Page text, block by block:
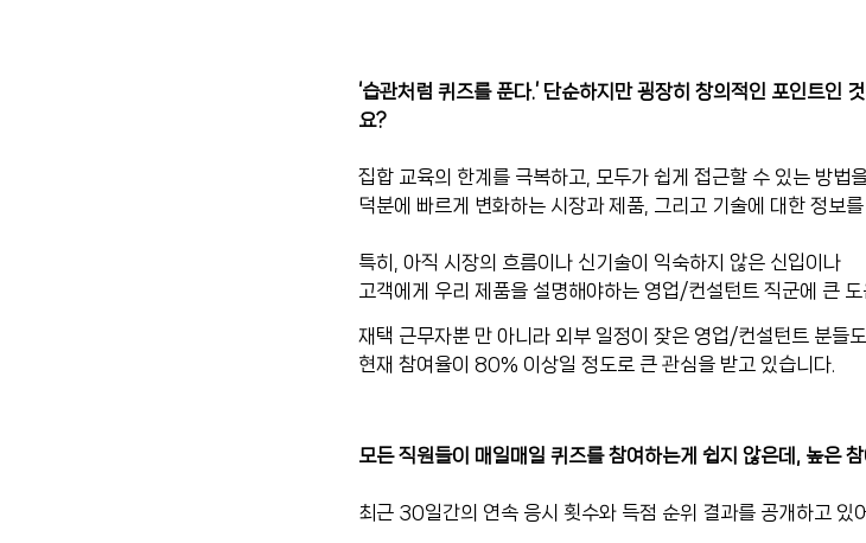
‘습관처럼 퀴즈를 푼다.’ 단순하지만 굉장히 창의적인 포인트인
요?
집합 교육의 한계를 극복하고, 모두가 쉽게 접근할 수 있는 방법
덕분에 빠르게 변화하는 시장과 제품, 그리고 기술에 대한 정보
특히, 아직 시장의 흐름이나 신기술이 익숙하지 않은 신입이나
고객에게 우리 제품을 설명해야하는 영업/컨설턴트 직군에 큰 도
재택 근무자뿐 만 아니라 외부 일정이 잦은 영업/컨설턴트 분들
현재 참여율이 80% 이상일 정도로 큰 관심을 받고 있습니다.
모든 직원들이 매일매일 퀴즈를 참여하는게 쉽지 않은데, 높은
최근 30일간의 연속 응시 횟수와 득점 순위 결과를 공개하고 있